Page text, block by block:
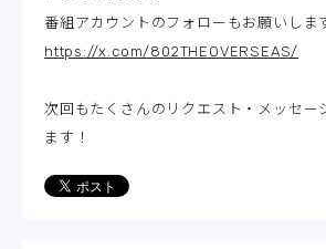
番組アカウントのフォローもお願いしま
https://x.com/802THEOVERSEAS/
次回もたくさんのリクエスト・メッセー
ます！